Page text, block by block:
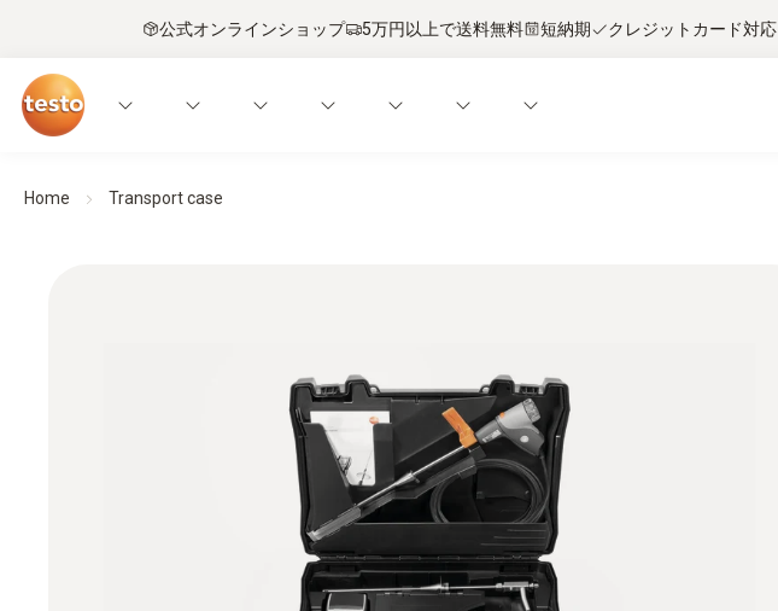
公式オンラインショップ 5万円以上で送料無料 短納期 クレジットカード対応
Home Transport case